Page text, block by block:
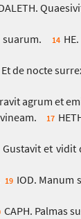
14
Et de nocte
agrum et
17
Gustavit et vidit
19 IOD. Manum
CAPH. Palmas